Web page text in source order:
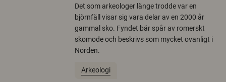
Det som arkeologer länge trodde var en
björnfäll visar sig vara delar av en 2000 år
gammal sko. Fyndet bär spår av romerskt
skomode och beskrivs som mycket ovanligt i
Norden.
Arkeologi